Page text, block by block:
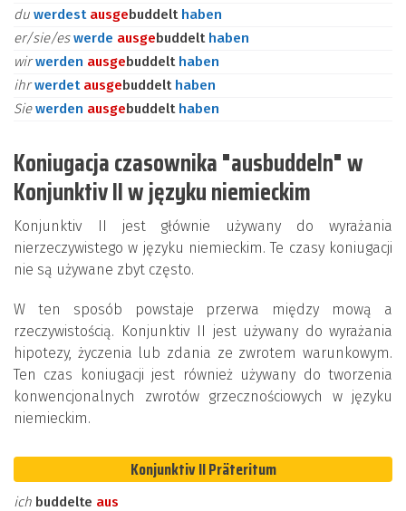
du werdest ausgebuddelt haben
er/sie/eswerde ausgebuddelt haben
wirwerden ausgebuddelt haben
ihrwerdet ausgebuddelt haben
Siewerden ausgebuddelt haben
Koniugacja czasownika "ausbuddeln" w
Konjunktiv II w języku niemieckim
Konjunktiv II jest głównie używany do wyrażania
nierzeczywistego w języku niemieckim. Te czasy koniugacji
nie są używane zbyt często.
W ten sposób powstaje przerwa między mową a
rzeczywistością. Konjunktiv II jest używany do wyrażania
hipotezy, życzenia lub zdania ze zwrotem warunkowym.
Ten czas koniugacji jest również używany do tworzenia
konwencjonalnych zwrotów grzecznościowych w języku
niemieckim.
Konjunktiv II Präteritum
ich buddelte aus